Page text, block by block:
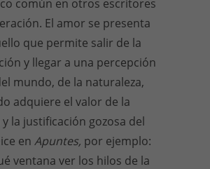
común en otros escritores
El amor se presenta
que permite salir de la
y llegar a una percepción
mundo, de la naturaleza,
adquiere el valor de la
la justificación gozosa del
en Apuntes, por ejemplo:
ventana ver los hilos de la